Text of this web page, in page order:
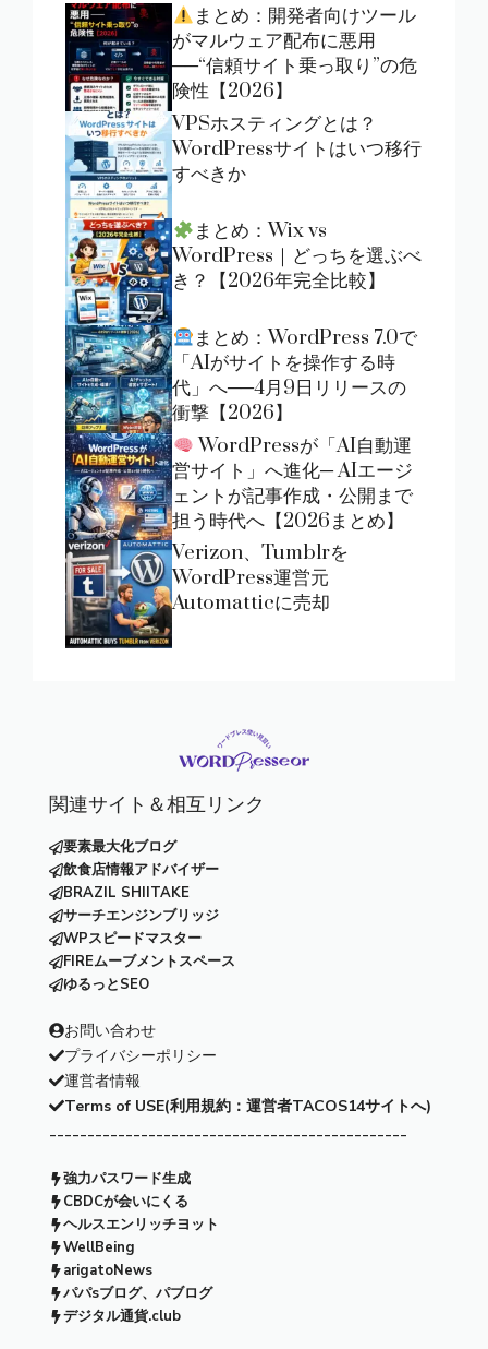
まとめ：開発者向けツール
がマルウェア配布に悪用
──“信頼サイト乗っ取り”の危
険性【2026】
VPSホスティングとは？
WordPressサイトはいつ移行
すべきか
まとめ：Wix vs
WordPress｜どっちを選ぶべ
き？【2026年完全比較】
まとめ：WordPress 7.0で
「AIがサイトを操作する時
代」へ──4月9日リリースの
衝撃【2026】
WordPressが「AI自動運
営サイト」へ進化─ AIエージ
ェントが記事作成・公開まで
担う時代へ【2026まとめ】
Verizon、Tumblrを
WordPress運営元
Automatticに売却
関連サイト＆相互リンク
要素最大化ブログ
飲食店情報アドバイザー
BRAZIL SHIITAKE
サーチエンジンブリッジ
WPスピードマスター
FIREムーブメントスペース
ゆるっとSEO
お問い合わせ
プライバシーポリシー
運営者情報
Terms of USE(利用規約：運営者TACOS14サイトへ)
-----------------------------------------------
強力パスワード生成
CBDCが会いにくる
ヘルスエンリッチヨット
WellBeing
arigatoNews
パパsブログ、パブログ
デジタル通貨.club